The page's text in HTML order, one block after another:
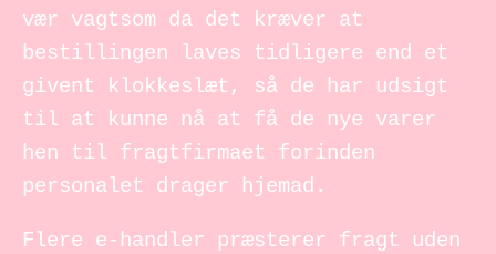
vær vagtsom da det kræver at
bestillingen laves tidligere end et
givent klokkeslæt, så de har udsigt
til at kunne nå at få de nye varer
hen til fragtfirmaet forinden
personalet drager hjemad.
Flere e-handler præsterer fragt uden